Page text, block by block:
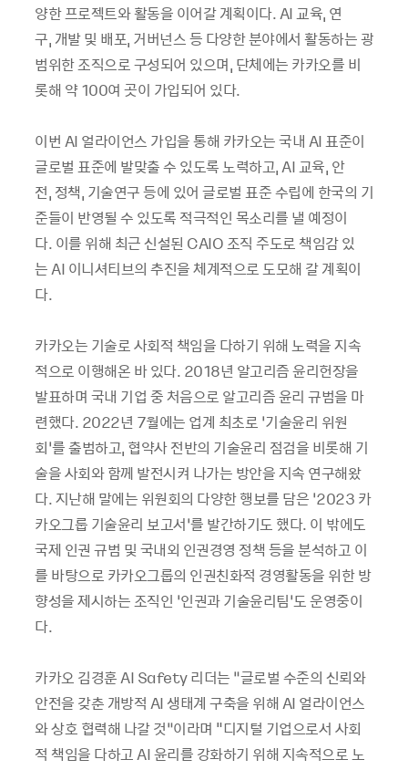
양한 프로젝트와 활동을 이어갈 계획이다. AI 교육, 연
구, 개발 및 배포, 거버넌스 등 다양한 분야에서 활동하는 광
범위한 조직으로 구성되어 있으며, 단체에는 카카오를 비
롯해 약 100여 곳이 가입되어 있다.
이번 AI 얼라이언스 가입을 통해 카카오는 국내 AI 표준이
글로벌 표준에 발맞출 수 있도록 노력하고, AI 교육, 안
전, 정책, 기술연구 등에 있어 글로벌 표준 수립에 한국의 기
준들이 반영될 수 있도록 적극적인 목소리를 낼 예정이
다. 이를 위해 최근 신설된 CAIO 조직 주도로 책임감 있
는 AI 이니셔티브의 추진을 체계적으로 도모해 갈 계획이
다.
카카오는 기술로 사회적 책임을 다하기 위해 노력을 지속
적으로 이행해온 바 있다. 2018년 알고리즘 윤리헌장을
발표하며 국내 기업 중 처음으로 알고리즘 윤리 규범을 마
련했다. 2022년 7월에는 업계 최초로 ‘기술윤리 위원
회’를 출범하고, 협약사 전반의 기술윤리 점검을 비롯해 기
술을 사회와 함께 발전시켜 나가는 방안을 지속 연구해왔
다. 지난해 말에는 위원회의 다양한 행보를 담은 ‘2023 카
카오그룹 기술윤리 보고서’를 발간하기도 했다. 이 밖에도
국제 인권 규범 및 국내외 인권경영 정책 등을 분석하고 이
를 바탕으로 카카오그룹의 인권친화적 경영활동을 위한 방
향성을 제시하는 조직인 ‘인권과 기술윤리팀’도 운영중이
다.
카카오 김경훈 AI Safety 리더는 “글로벌 수준의 신뢰와
안전을 갖춘 개방적 AI 생태계 구축을 위해 AI 얼라이언스
와 상호 협력해 나갈 것”이라며 "디지털 기업으로서 사회
적 책임을 다하고 AI 윤리를 강화하기 위해 지속적으로 노